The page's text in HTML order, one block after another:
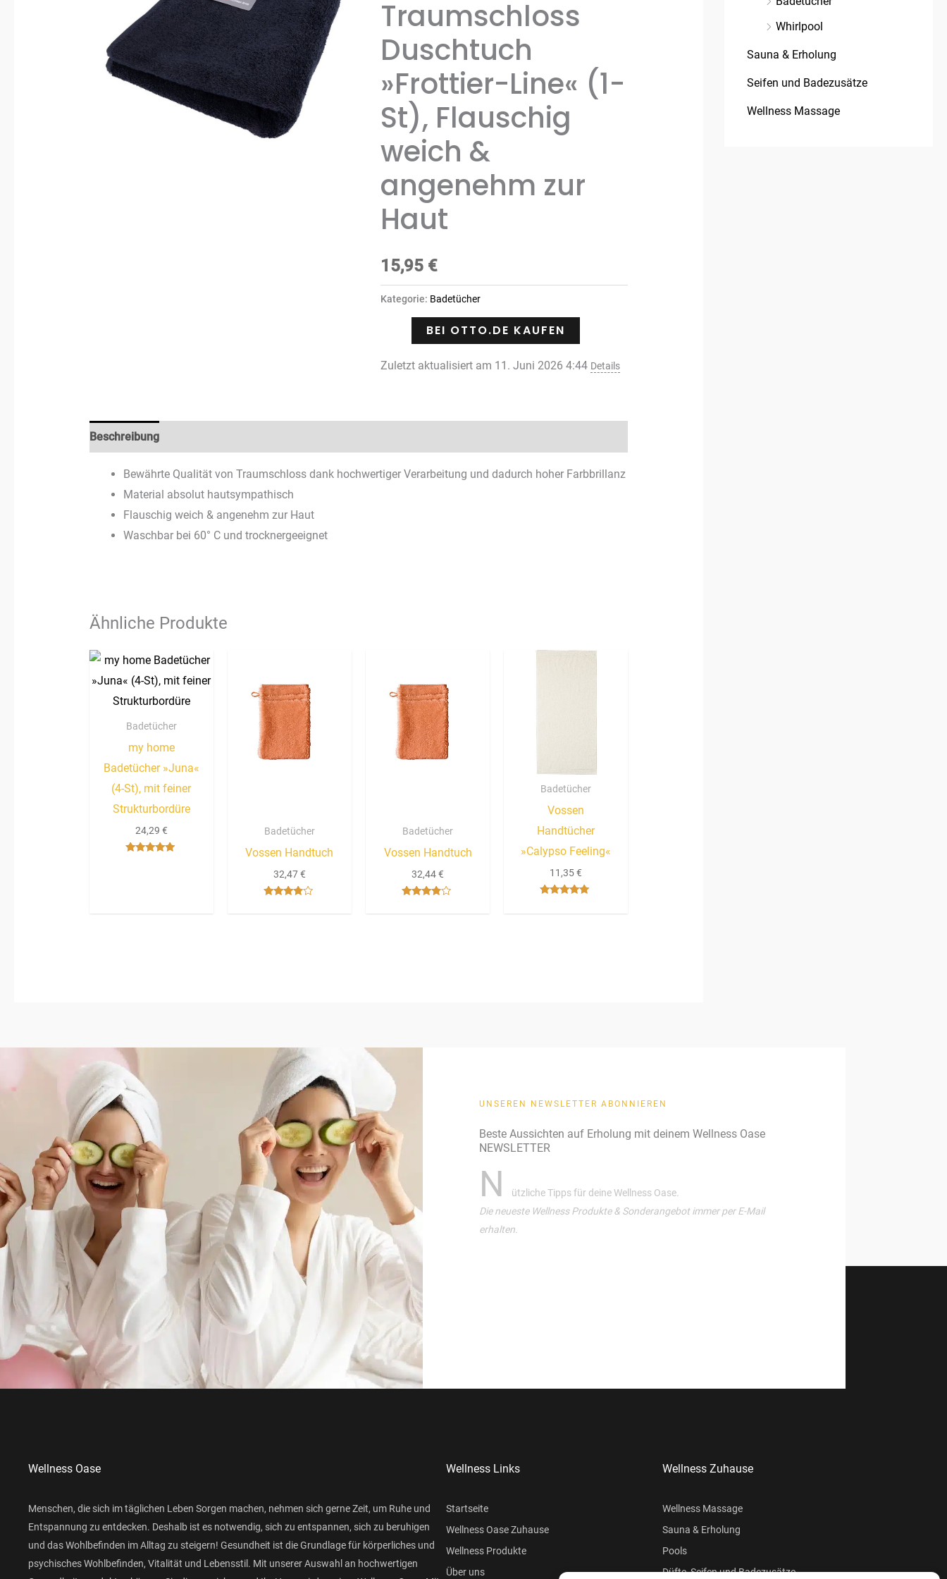
Traumschloss
Duschtuch
»Frottier-Line« (1-
St), Flauschig
weich &
angenehm zur
Haut
15,95 €
Kategorie: Badetücher
BEI OTTO.DE KAUFEN
Zuletzt aktualisiert am 11. Juni 2026 4:44 Details
Beschreibung
Bewährte Qualität von Traumschloss dank hochwertiger Verarbeitung und dadurch hoher Farbbrillanz
Material absolut hautsympathisch
Flauschig weich & angenehm zur Haut
Waschbar bei 60° C und trocknergeeignet
Ähnliche Produkte
Badetücher
my home
Badetücher »Juna«
(4-St), mit feiner
Strukturbordüre
24,29 € Badetücher
Vossen Handtuch
32,47€
Badetücher
Vossen Handtuch
32,44€
Badetücher
Vossen
Handtücher
»Calypso Feeling«
11,35€
Whirlpool
Sauna & Erholung
Seifen und Badezusätze
Wellness Massage
UNSEREN NEWSLETTER ABONNIEREN
Beste Aussichten auf Erholung mit deinem Wellness Oase
NEWSLETTER
N
ützliche Tipps für deine Wellness Oase.
Die neueste Wellness Produkte & Sonderangebot immer per E-Mail
erhalten.
Wellness Oase
Menschen, die sich im täglichen Leben Sorgen machen, nehmen sich gerne Zeit, um Ruhe und
Entspannung zu entdecken. Deshalb ist es notwendig, sich zu entspannen, sich zu beruhigen
und das Wohlbefinden im Alltag zu steigern! Gesundheit ist die Grundlage für körperliches und
psychisches Wohlbefinden, Vitalität und Lebensstil. Mit unserer Auswahl an hochwertigen
Wellness Links
Startseite
Wellness Oase Zuhause
Wellness Produkte
Über uns
Wellness Zuhause
Wellness Massage
Sauna & Erholung
Pools
Düfte, Seifen und Badezusätze